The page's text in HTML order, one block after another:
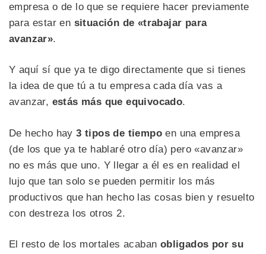
empresa o de lo que se requiere hacer previamente
para estar en situación de «trabajar para
avanzar».
Y aquí sí que ya te digo directamente que si tienes
la idea de que tú a tu empresa cada día vas a
avanzar, estás más que equivocado.
De hecho hay3 tipos de tiempo en una empresa
(de los que ya te hablaré otro día) pero «avanzar»
no es más que uno. Y llegar a él es en realidad el
lujo que tan solo se pueden permitir los más
productivos que han hecho las cosas bien y resuelto
con destreza los otros 2.
El resto de los mortales acaban obligados por su